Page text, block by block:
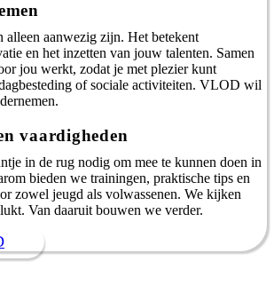
alleen aanwezig zijn. Het betekent
en het inzetten van jouw talenten. Samen
jou werkt, zodat je met plezier kunt
of sociale activiteiten. VLOD wil
vaardigheden
in de rug nodig om mee te kunnen doen in
bieden we trainingen, praktische tips en
zowel jeugd als volwassenen. We kijken
Van daaruit bouwen we verder.